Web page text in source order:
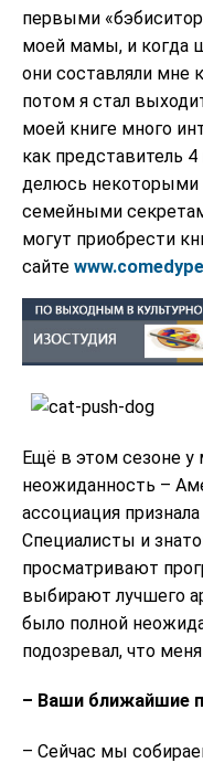
первыми
моей мамы, и когда
они составляли мне
потом я стал
моей книге много
как представитель
делюсь
семейными
могут приобрести
сайте
Ещё в этом сезоне у
неожиданность –
ассоциация
Специалисты и
просматривают
выбирают лучшего
было полной
подозревал, что
– Ваши ближайшие
– Сейчас мы